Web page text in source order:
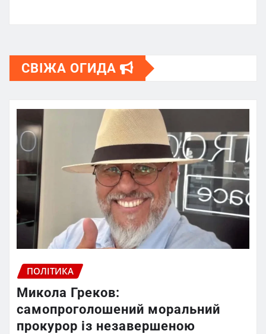
СВІЖА ОГИДА
ПОЛІТИКА
Микола Греков:
самопроголошений моральний
прокурор із незавершеною